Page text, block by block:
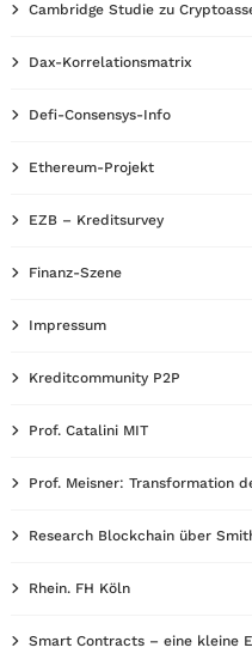
Cambridge Studie zu
Dax-Korrelationsmatrix
Defi-Consensys-Info
Ethereum-Projekt
EZB – Kreditsurvey
Finanz-Szene
Impressum
Kreditcommunity P2P
Prof. Catalini MIT
Prof. Meisner: Transformation
Research Blockchain über
Rhein. FH Köln
Smart Contracts – eine kleine